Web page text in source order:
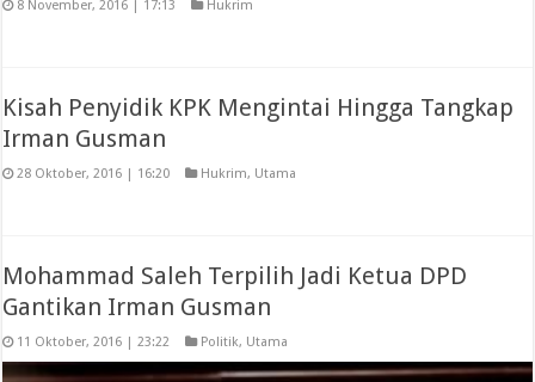
8 November, 2016 | 17:13 Hukrim
Kisah Penyidik KPK Mengintai Hingga Tangkap
Irman Gusman
28 Oktober, 2016 | 16:20 Hukrim, Utama
Mohammad Saleh Terpilih Jadi Ketua DPD
Gantikan Irman Gusman
11 Oktober, 2016 | 23:22 Politik, Utama